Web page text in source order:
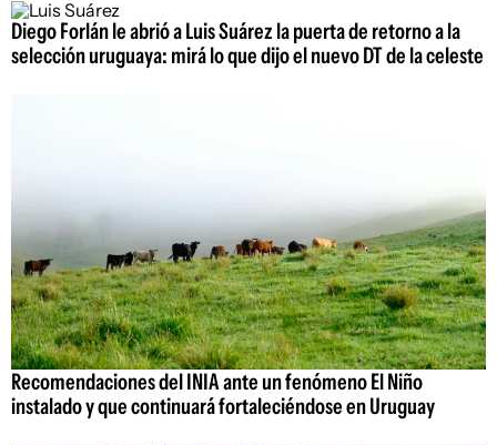
Diego Forlán le abrió a Luis Suárez la puerta de retorno a la
selección uruguaya: mirá lo que dijo el nuevo DT de la celeste
Recomendaciones del INIA ante un fenómeno El Niño
instalado y que continuará fortaleciéndose en Uruguay